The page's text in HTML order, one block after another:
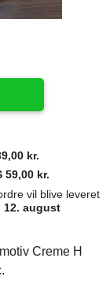
kr.
59,00 kr.
vil blive leveret
12. august
Creme H